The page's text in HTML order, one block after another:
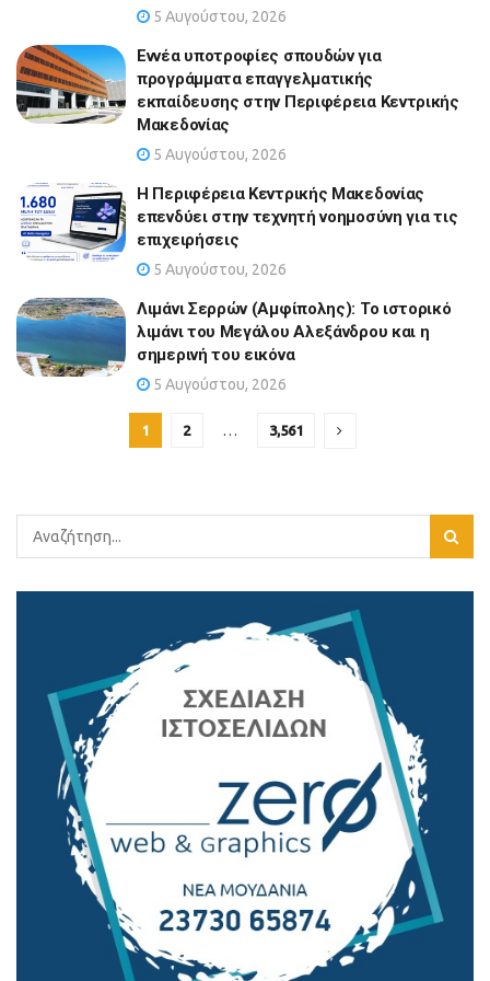
5 Αυγούστου, 2026
Εννέα υποτροφίες σπουδών για
προγράμματα επαγγελματικής
εκπαίδευσης στην Περιφέρεια Κεντρικής
Μακεδονίας
5 Αυγούστου, 2026
Η Περιφέρεια Κεντρικής Μακεδονίας
επενδύει στην τεχνητή νοημοσύνη για τις
επιχειρήσεις
5 Αυγούστου, 2026
Λιμάνι Σερρών (Αμφίπολης): Το ιστορικό
λιμάνι του Μεγάλου Αλεξάνδρου και η
σημερινή του εικόνα
5 Αυγούστου, 2026
1 2 … 3,561